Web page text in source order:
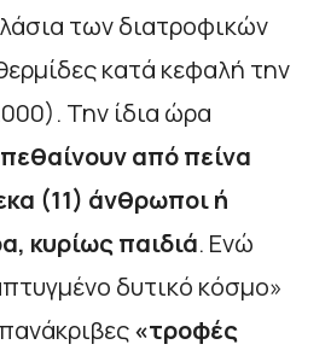
των διατροφικών
κατά κεφαλή την
Την ίδια ώρα
πεθαίνουν από πείνα
(11) άνθρωποι ή
κυρίως παιδιά. Ενώ
δυτικό κόσμο»
«τροφές